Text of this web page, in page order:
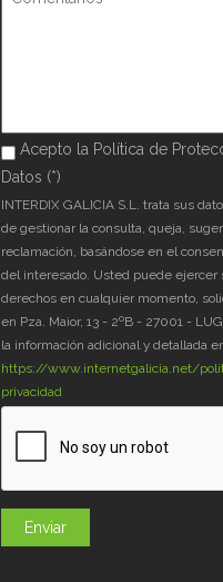
Acepto la Política de
Datos (*)
Acepto la Política de
Datos (*)
INTERDIX GALICIA S.L. trata sus
de gestionar la consulta, queja,
reclamación, basándose en el
del interesado. Usted puede ejercer
derechos en cualquier momento,
en Pza. Maior, 13 - 2ºB - 27001 -
la información adicional y detallada
https://www.internetgalicia.net/
privacidad